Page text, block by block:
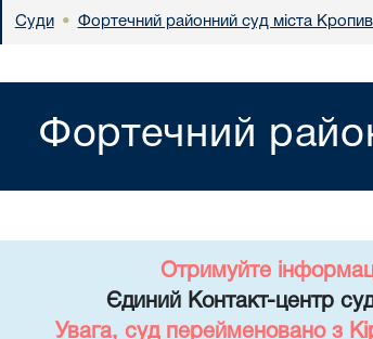
Суди • Фортечний районний суд міста
Фортечний
Отримуйте
Єдиний Контакт-центр
Увага, суд перейменовано з